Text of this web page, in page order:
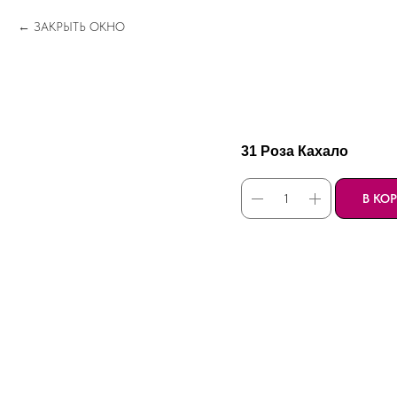
ЗАКРЫТЬ ОКНО
31 Роза Кахало
В